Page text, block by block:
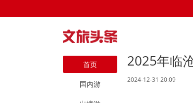
首页
国内游
2025年临
2024-12-31 20:09